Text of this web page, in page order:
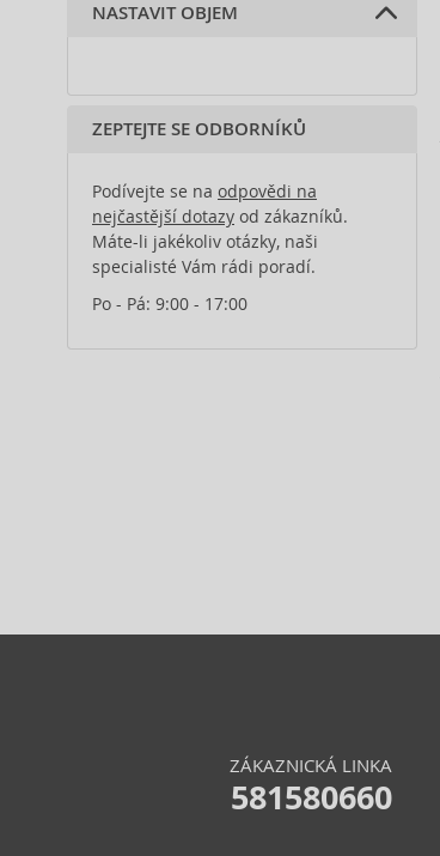
NASTAVIT OBJEM
ZEPTEJTE SE ODBORNÍKŮ
Podívejte se na odpovědi na
nejčastější dotazy od zákazníků.
Máte-li jakékoliv otázky, naši
specialisté Vám rádi poradí.
Po - Pá: 9:00 - 17:00
ZÁKAZNICKÁ LINKA
581580660